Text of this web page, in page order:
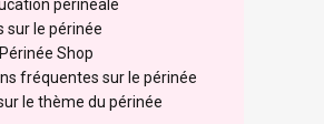
périnéale
sur le périnée
Shop
fréquentes sur le périnée
le thème du périnée